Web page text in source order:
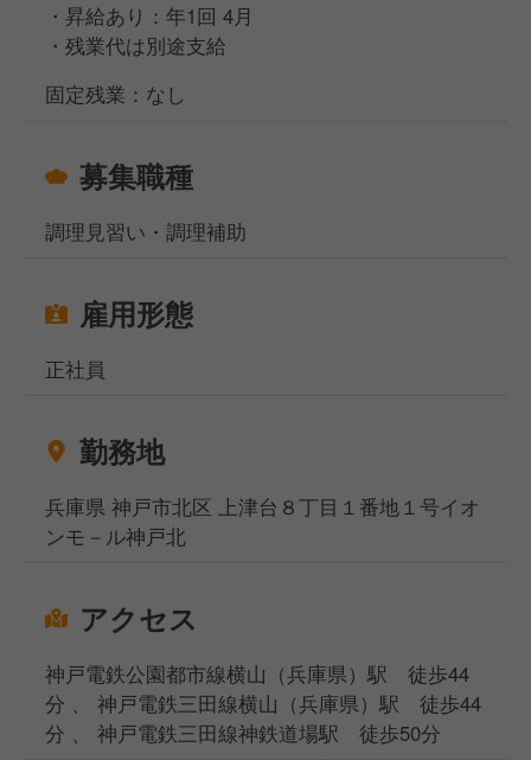
・昇給あり：年1回 4月
・残業代は別途支給
固定残業：なし
募集職種
調理見習い・調理補助
雇用形態
正社員
勤務地
兵庫県 神戸市北区 上津台８丁目１番地１号イオ
ンモ－ル神戸北
アクセス
神戸電鉄公園都市線横山（兵庫県）駅 徒歩44
分 、 神戸電鉄三田線横山（兵庫県）駅 徒歩44
分 、 神戸電鉄三田線神鉄道場駅 徒歩50分